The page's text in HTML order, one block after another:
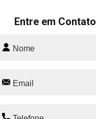
Entre em Contato